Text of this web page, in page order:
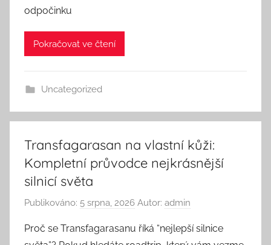
odpočinku
Pokračovat ve čtení
Uncategorized
Transfagarasan na vlastní kůži:
Kompletní průvodce nejkrásnější
silnicí světa
Publikováno: 5 srpna, 2026 Autor: admin
Proč se Transfagarasanu říká “nejlepší silnice